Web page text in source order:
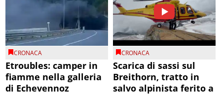
CRONACA
Etroubles: camper in
fiamme nella galleria
di Echevennoz
CRONACA
Scarica di sassi sul
Breithorn, tratto in
salvo alpinista ferito a